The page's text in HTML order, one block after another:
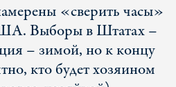
«сверить часы»
Выборы в Штатах –
– зимой, но к концу
кто будет хозяином